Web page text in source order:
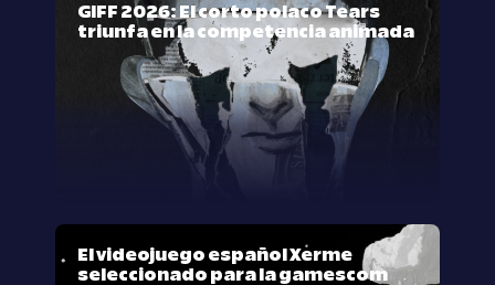
GIFF 2026: El corto polaco Tears
triunfa en la competencia animada
El videojuego español Xerme
seleccionado para la gamescom